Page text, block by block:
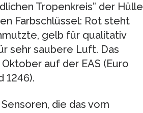
Tropenkreis” der Hülle
Farbschlüssel: Rot steht
gelb für qualitativ
sehr saubere Luft. Das
auf der EAS (Euro
1246).
die das vom